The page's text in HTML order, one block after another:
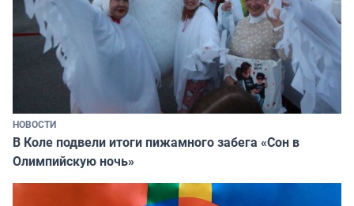
НОВОСТИ
В Коле подвели итоги пижамного забега «Сон в
Олимпийскую ночь»